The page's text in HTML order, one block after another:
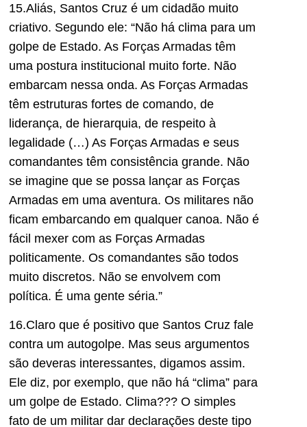
15.Aliás, Santos Cruz é um cidadão muito
criativo. Segundo ele: “Não há clima para um
golpe de Estado. As Forças Armadas têm
uma postura institucional muito forte. Não
embarcam nessa onda. As Forças Armadas
têm estruturas fortes de comando, de
liderança, de hierarquia, de respeito à
legalidade (…) As Forças Armadas e seus
comandantes têm consistência grande. Não
se imagine que se possa lançar as Forças
Armadas em uma aventura. Os militares não
ficam embarcando em qualquer canoa. Não é
fácil mexer com as Forças Armadas
politicamente. Os comandantes são todos
muito discretos. Não se envolvem com
política. É uma gente séria.”
16.Claro que é positivo que Santos Cruz fale
contra um autogolpe. Mas seus argumentos
são deveras interessantes, digamos assim.
Ele diz, por exemplo, que não há “clima” para
um golpe de Estado. Clima??? O simples
fato de um militar dar declarações deste tipo